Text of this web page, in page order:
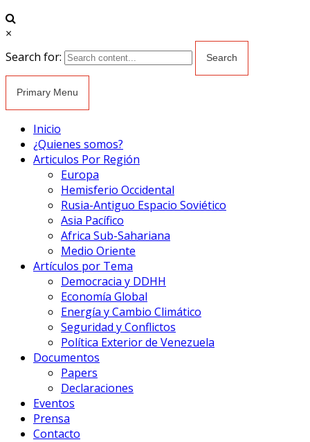
×
Search for:
Primary Menu
Inicio
¿Quienes somos?
Articulos Por Región
Europa
Hemisferio Occidental
Rusia-Antiguo Espacio Soviético
Asia Pacífico
Africa Sub-Sahariana
Medio Oriente
Artículos por Tema
Democracia y DDHH
Economía Global
Energía y Cambio Climático
Seguridad y Conflictos
Política Exterior de Venezuela
Documentos
Papers
Declaraciones
Eventos
Prensa
Contacto